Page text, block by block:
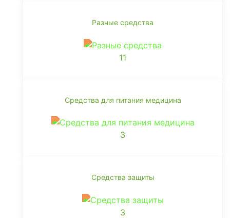
Разные средства
11
Средства для питания медицина
3
Средства защиты
3